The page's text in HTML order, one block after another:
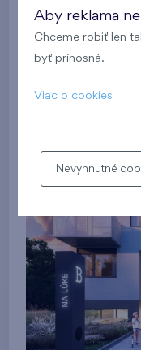
Aby reklama
Chceme robiť len
byť prínosná.
Viac o cookies
Nevyhnutné